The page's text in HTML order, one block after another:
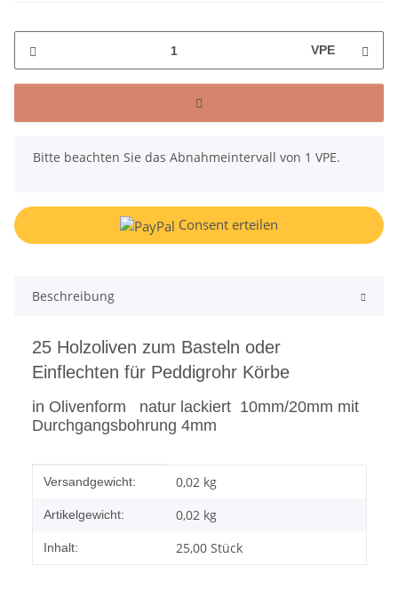
VPE
x
Bitte beachten Sie das Abnahmeintervall von 1 VPE.
Consent erteilen
Beschreibung
25 Holzoliven zum Basteln oder
Einflechten für Peddigrohr Körbe
in Olivenform natur lackiert 10mm/20mm mit
Durchgangsbohrung 4mm
Produkteigenschaft
Wert
Versandgewicht: 0,02 kg
Artikelgewicht: 0,02 kg
Inhalt: 25,00 Stück